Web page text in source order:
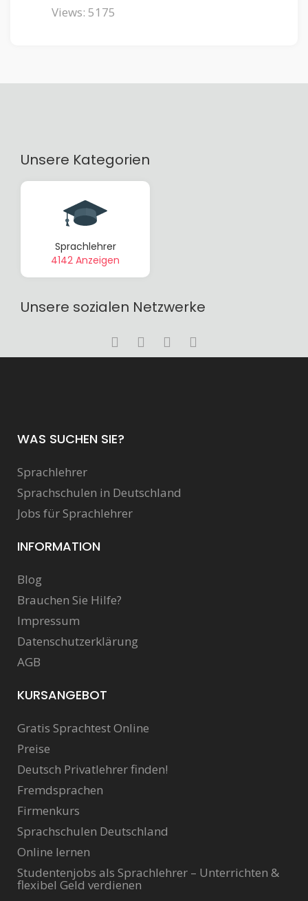
Views: 5175
Unsere Kategorien
Sprachlehrer
4142 Anzeigen
Unsere sozialen Netzwerke
WAS SUCHEN SIE?
Sprachlehrer
Sprachschulen in Deutschland
Jobs für Sprachlehrer
INFORMATION
Blog
Brauchen Sie Hilfe?
Impressum
Datenschutzerklärung
AGB
KURSANGEBOT
Gratis Sprachtest Online
Preise
Deutsch Privatlehrer finden!
Fremdsprachen
Firmenkurs
Sprachschulen Deutschland
Online lernen
Studentenjobs als Sprachlehrer – Unterrichten &
flexibel Geld verdienen